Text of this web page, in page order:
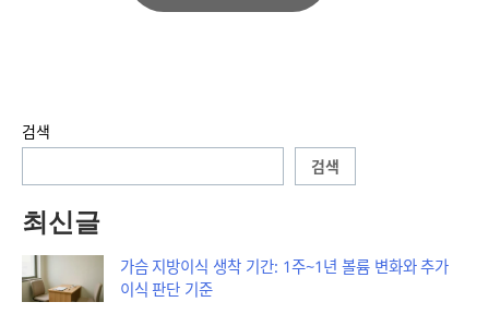
검색
검색
최신글
가슴 지방이식 생착 기간: 1주~1년 볼륨 변화와 추가
이식 판단 기준